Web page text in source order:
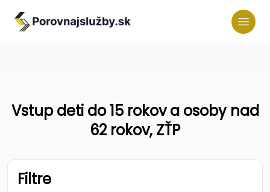
Vstup deti do 15 rokov a osoby nad
62 rokov, ZŤP
Filtre